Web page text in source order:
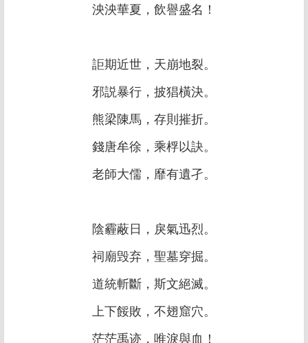
泱泱華夏，飲譽盛名！
詎期近世，天崩地裂。
邪説暴行，披猖橫決。
熊梁陳馬，存則摧折。
錢唐牟徐，乘桴以訣。
老師大儒，靡有遺孑。
陰霾蔽日，戾氣迅烈。
祠廟毁弃，聖墓穿掘。
道統斬斷，斯文絕滅。
上下餒敗，不翅窟穴。
茫茫禹迹，唯淚與血！